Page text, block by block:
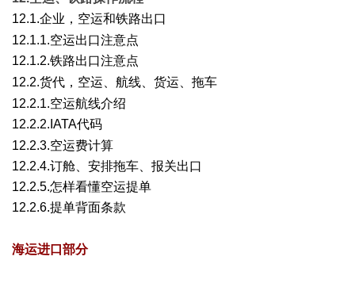
12.1.企业，空运和铁路出口
12.1.1.空运出口注意点
12.1.2.铁路出口注意点
12.2.货代，空运、航线、货运、拖车
12.2.1.空运航线介绍
12.2.2.IATA代码
12.2.3.空运费计算
12.2.4.订舱、安排拖车、报关出口
12.2.5.怎样看懂空运提单
12.2.6.提单背面条款
海运进口部分